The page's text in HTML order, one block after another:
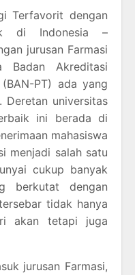
Terfavorit dengan
di Indonesia –
jurusan Farmasi
Badan Akreditasi
PT) ada yang
Deretan universitas
ini berada di
mahasiswa
menjadi salah satu
cukup banyak
berkutat dengan
tidak hanya
akan tetapi juga
jurusan Farmasi,